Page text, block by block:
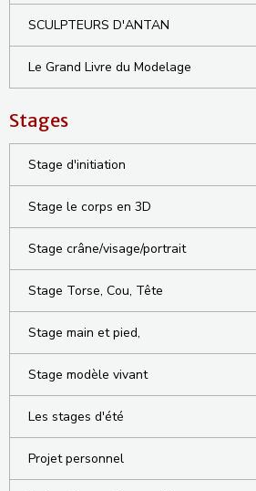
SCULPTEURS D'ANTAN
Le Grand Livre du Modelage
Stages
Stage d'initiation
Stage le corps en 3D
Stage crâne/visage/portrait
Stage Torse, Cou, Tête
Stage main et pied,
Stage modèle vivant
Les stages d'été
Projet personnel